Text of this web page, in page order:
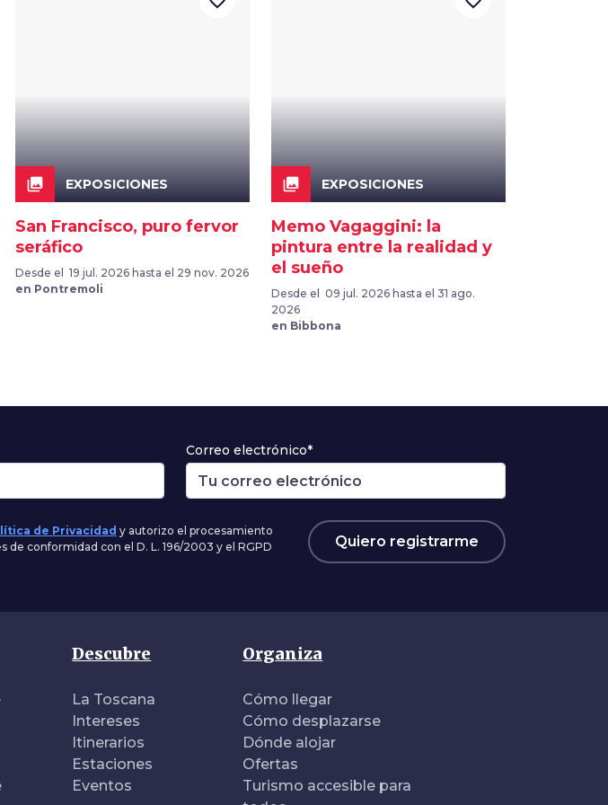
collections EXPOSICIONES
San Francisco, puro fervor
seráfico
Desde el 19 jul. 2026 hasta el 29 nov. 2026
en Pontremoli
collections EXPOSICIONES
Memo Vagaggini: la
pintura entre la realidad y
el sueño
Desde el 09 jul. 2026 hasta el 31 ago.
2026
en Bibbona
Correo electrónico*
de Privacidad y autorizo el procesamiento
de conformidad con el D. L. 196/2003 y el RGPD
Quiero registrarme
Descubre
La Toscana
Intereses
Itinerarios
Estaciones
Eventos
Organiza
Cómo llegar
Cómo desplazarse
Dónde alojar
Ofertas
Turismo accesible para